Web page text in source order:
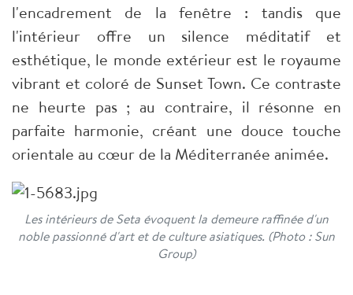
l'encadrement de la fenêtre : tandis que
l'intérieur offre un silence méditatif et
esthétique, le monde extérieur est le royaume
vibrant et coloré de Sunset Town. Ce contraste
ne heurte pas ; au contraire, il résonne en
parfaite harmonie, créant une douce touche
orientale au cœur de la Méditerranée animée.
Les intérieurs de Seta évoquent la demeure raffinée d'un
noble passionné d'art et de culture asiatiques. (Photo : Sun
Group)